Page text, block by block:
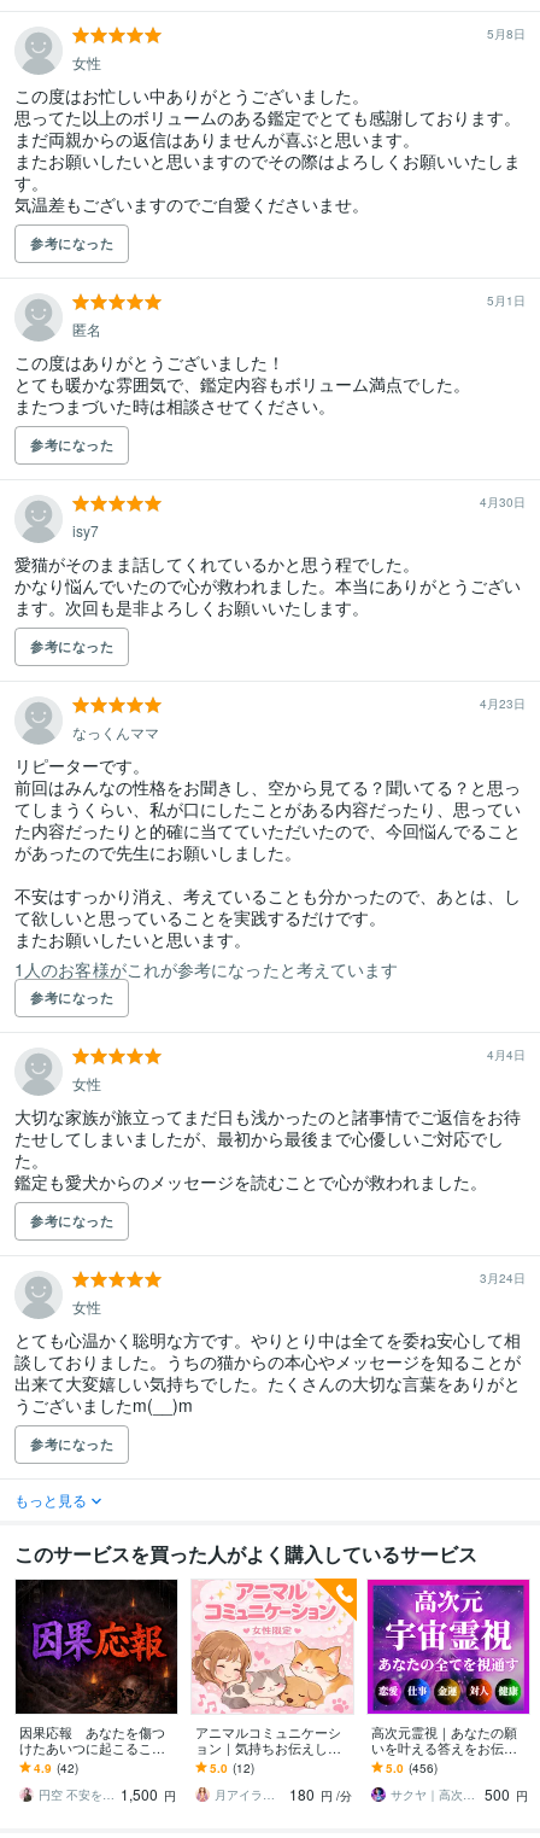
5月8日
女性
この度はお忙しい中ありがとうございました。
思ってた以上のボリュームのある鑑定でとても感謝しております。
まだ両親からの返信はありませんが喜ぶと思います。
またお願いしたいと思いますのでその際はよろしくお願いいたしま
す。
気温差もございますのでご自愛くださいませ。
参考になった
5月1日
匿名
この度はありがとうございました！
とても暖かな雰囲気で、鑑定内容もボリューム満点でした。
またつまづいた時は相談させてください。
参考になった
4月30日
isy7
愛猫がそのまま話してくれているかと思う程でした。
かなり悩んでいたので心が救われました。本当にありがとうござい
ます。次回も是非よろしくお願いいたします。
参考になった
4月23日
なっくんママ
リピーターです。
前回はみんなの性格をお聞きし、空から見てる？聞いてる？と思っ
てしまうくらい、私が口にしたことがある内容だったり、思ってい
た内容だったりと的確に当てていただいたので、今回悩んでること
があったので先生にお願いしました。
不安はすっかり消え、考えていることも分かったので、あとは、し
て欲しいと思っていることを実践するだけです。
またお願いしたいと思います。
1人のお客様がこれが参考になったと考えています
参考になった
4月4日
女性
大切な家族が旅立ってまだ日も浅かったのと諸事情でご返信をお待
たせしてしまいましたが、最初から最後まで心優しいご対応でし
た。
参考になった
3月24日
女性
とても心温かく聡明な方です。やりとり中は全てを委ね安心して相
談しておりました。うちの猫からの本心やメッセージを知ることが
出来て大変嬉しい気持ちでした。たくさんの大切な言葉をありがと
うございましたm(__)m
参考になった
もっと見る
このサービスを買った人がよく購入しているサービス
因果応報 あなたを傷つ
けたあいつに起こること
視ます 絶対に許せないと
思ってる、あなたの怒り
晴らします
4.9 (42)
円空 不安を解消する霊視タロット 1,500 円
アニマルコミュニケーシ
ョン｜気持ちお伝えしま
す ペットの気持ちを読み
取りながら不安やモヤモ
ヤを軽くします
5.0 (12)
月アイラ 心の絆創膏 女性専門
180 円 /分
高次元霊視｜あなたの願
いを叶える答えをお伝え
します 恋愛・仕事・金
運・人間関係など｜あな
たを願望成就へ導く霊視
5.0 (456)
サクヤ｜高次元スピリット
500 円